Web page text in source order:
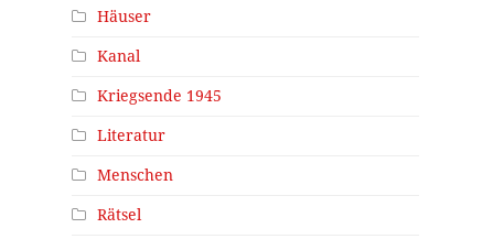
Häuser
Kanal
Kriegsende 1945
Literatur
Menschen
Rätsel